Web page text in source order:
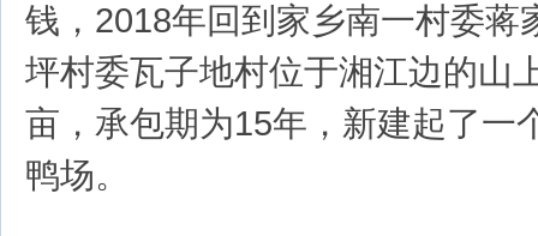
钱，2018年回到家乡南一村委蒋
坪村委瓦子地村位于湘江边的山
亩，承包期为15年，新建起了一
鸭场。